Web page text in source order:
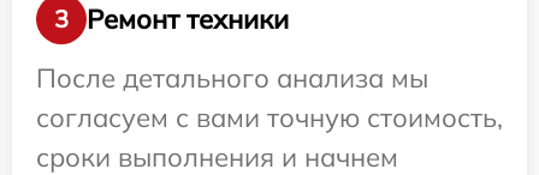
3
Ремонт техники
После детального анализа мы
согласуем с вами точную стоимость,
сроки выполнения и начнем